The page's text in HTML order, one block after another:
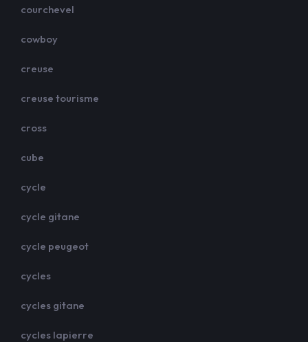
courchevel
cowboy
creuse
creuse tourisme
cross
cube
cycle
cycle gitane
cycle peugeot
cycles
cycles gitane
cycles lapierre